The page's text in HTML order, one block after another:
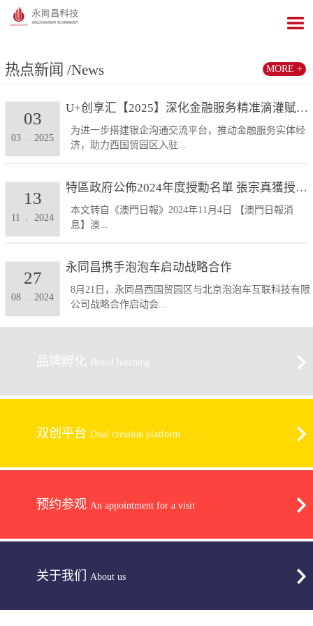
热点新闻 /News
U+创享汇【2025】深化金融服务精准滴灌赋能发展...
为进一步搭建银企沟通交流平台，推动金融服务实体经
济，助力西国贸园区入驻...
03 2025
03
特區政府公佈2024年度授勳名單 張宗真獲授予專業...
本文转自《澳門日報》2024年11月4日 【澳門日報消
息】澳...
11 2024
13
永同昌携手泡泡车启动战略合作
8月21日，永同昌西国贸园区与北京泡泡车互联科技有限
公司战略合作启动会...
08 . 2024
27
MORE +
品牌孵化 Brand hatching
双创平台 Dual creation platform
预约参观 An appointment for a visit
关于我们 About us